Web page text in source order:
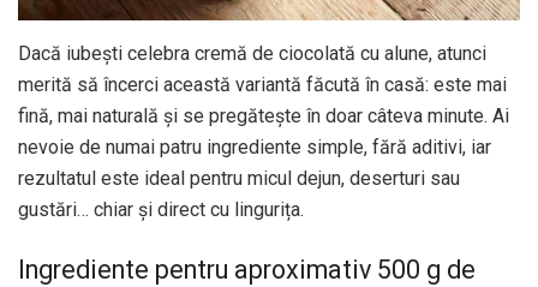
Dacă iubești celebra cremă de ciocolată cu alune, atunci
merită să încerci această variantă făcută în casă: este mai
fină, mai naturală și se pregătește în doar câteva minute. Ai
nevoie de numai patru ingrediente simple, fără aditivi, iar
rezultatul este ideal pentru micul dejun, deserturi sau
gustări… chiar și direct cu lingurița.
Ingrediente pentru aproximativ 500 g de